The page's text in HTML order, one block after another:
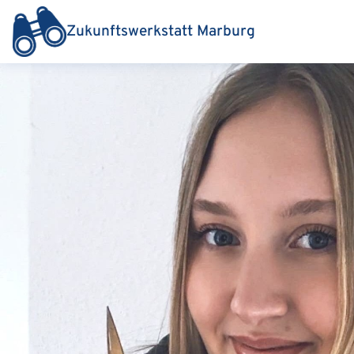
Zukunftswerkstatt Marburg